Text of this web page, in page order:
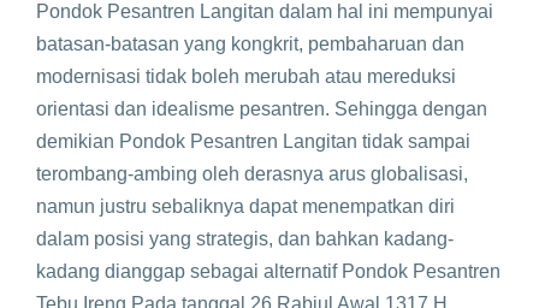
Pondok Pesantren Langitan dalam hal ini mempunyai
batasan-batasan yang kongkrit, pembaharuan dan
modernisasi tidak boleh merubah atau mereduksi
orientasi dan idealisme pesantren. Sehingga dengan
demikian Pondok Pesantren Langitan tidak sampai
terombang-ambing oleh derasnya arus globalisasi,
namun justru sebaliknya dapat menempatkan diri
dalam posisi yang strategis, dan bahkan kadang-
kadang dianggap sebagai alternatif Pondok Pesantren
Tebu Ireng Pada tanggal 26 Rabiul Awal 1317 H